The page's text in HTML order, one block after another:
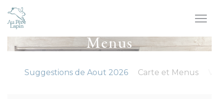
Personalizing your cookie choices
Menus
Suggestions de Aout 2026 Carte et Menus